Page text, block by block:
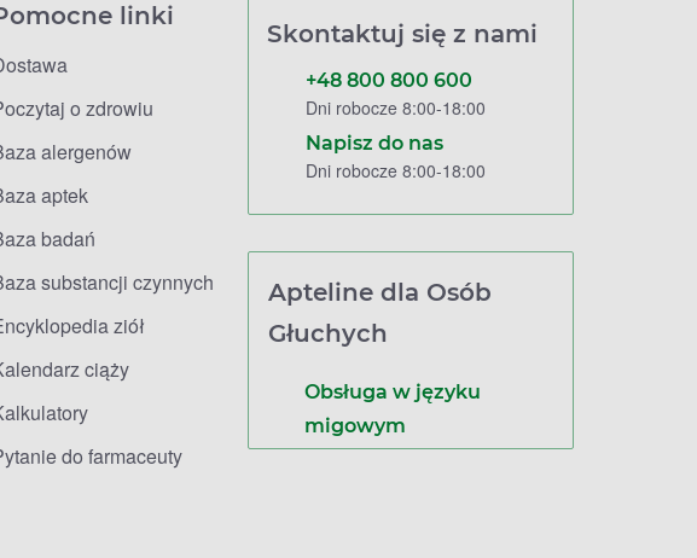
linki
o zdrowiu
alergenów
aptek
badań
substancji czynnych
ziół
ciąży
do farmaceuty
Skontaktuj się z nami
+48 800 800 600
Dni robocze 8:00-18:00
Napisz do nas
Dni robocze 8:00-18:00
Apteline dla Osób
Głuchych
Obsługa w języku
migowym